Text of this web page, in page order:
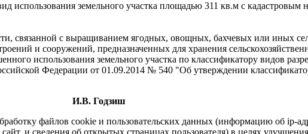
использования земельного участка площадью 311 кв.м с
связанной с выращиванием ягодных, овощных, бахчевых или иных
и сооружений, предназначенных для хранения
использования земельного участка по классификатору видов
Федерации от 01.09.2014 № 540 "Об утверждении
И.В. Годзиш
файлов cookie и пользовательских данных (информацию об ip-
и сведения об открытых страницах пользователя) в целях